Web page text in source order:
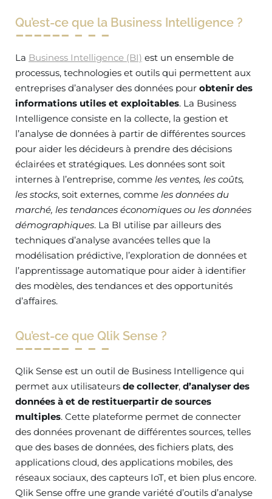
Qu’est-ce que la Business Intelligence ?
La Business Intelligence (BI) est un ensemble de
processus, technologies et outils qui permettent aux
entreprises d’analyser des données pour obtenir des
informations utiles et exploitables. La Business
Intelligence consiste en la collecte, la gestion et
l’analyse de données à partir de différentes sources
pour aider les décideurs à prendre des décisions
éclairées et stratégiques. Les données sont soit
internes à l’entreprise, comme les ventes, les coûts,
les stocks, soit externes, comme les données du
marché, les tendances économiques ou les données
démographiques. La BI utilise par ailleurs des
techniques d’analyse avancées telles que la
modélisation prédictive, l’exploration de données et
l’apprentissage automatique pour aider à identifier
des modèles, des tendances et des opportunités
d’affaires.
Qu’est-ce que Qlik Sense ?
Qlik Sense est un outil de Business Intelligence qui
permet aux utilisateurs de collecter, d’analyser des
données à et de restituerpartir de sources
multiples. Cette plateforme permet de connecter
des données provenant de différentes sources, telles
que des bases de données, des fichiers plats, des
applications cloud, des applications mobiles, des
réseaux sociaux, des capteurs IoT, et bien plus encore.
Qlik Sense offre une grande variété d’outils d’analyse